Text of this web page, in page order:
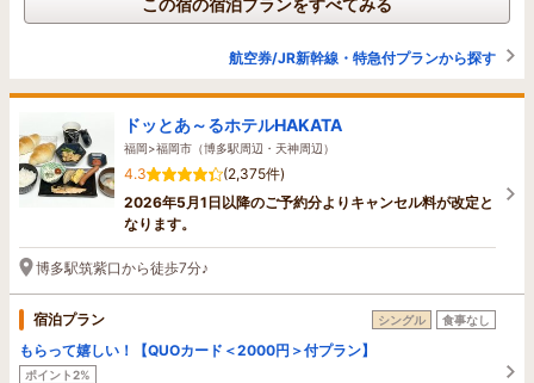
航空券/JR新幹線・特急付プランから探す
ドッとあ～るホテルHAKATA
福岡>福岡市（博多駅周辺・天神周辺）
4.3
(2,375件)
2026年5月1日以降のご予約分よりキャンセル料が改定と
なります。
博多駅筑紫口から徒歩7分♪
宿泊プラン シングル 食事なし
もらって嬉しい！【QUOカード＜2000円＞付プラン】
ポイント2%